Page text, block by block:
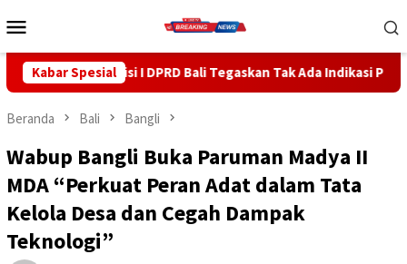
ke
Mobile
Kabar Spesial
Bali Tegaskan Tak Ada Indikasi Penyalahgunaan Barang
Beranda Bali Bangli
Wabup Bangli Buka Paruman Madya II
MDA “Perkuat Peran Adat dalam Tata
Kelola Desa dan Cegah Dampak
Teknologi”